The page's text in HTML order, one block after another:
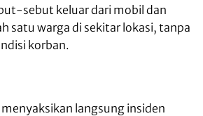
sebut keluar dari mobil dan
satu warga di sekitar lokasi, tanpa
korban.
langsung insiden